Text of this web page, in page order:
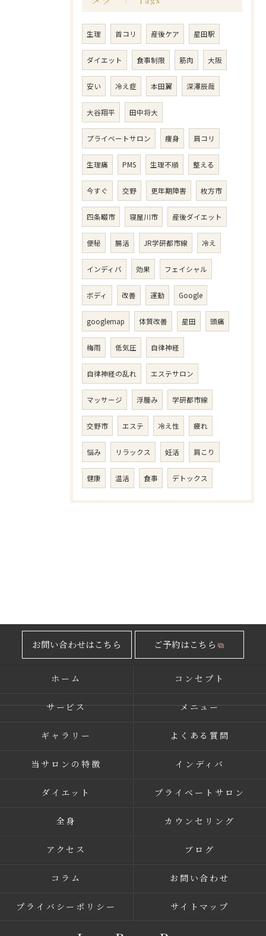
生理 首コリ 産後ケア 星田駅
ダイエット 食事制限 筋肉 大阪
安い 冷え症 本田翼 深澤辰哉
大谷翔平 田中将大
プライベートサロン 痩身 肩コリ
生理痛 PMS 生理不順 整える
今すぐ 交野 更年期障害 枚方市
四条畷市 寝屋川市 産後ダイエット
便秘 腸活 JR学研都市線 冷え
インディバ 効果 フェイシャル
ボディ 改善 運動 Google
googlemap 体質改善 星田 頭痛
梅雨 低気圧 自律神経
自律神経の乱れ エステサロン
マッサージ 浮腫み 学研都市線
交野市 エステ 冷え性 疲れ
悩み リラックス 妊活 肩こり
健康 温活 食事 デトックス
お問い合わせはこちら ご予約はこちら
ホーム コンセプト
サービス メニュー
ギャラリー よくある質問
当サロンの特徴 インディバ
ダイエット プライベートサロン
全身 カウンセリング
アクセス ブログ
コラム お問い合わせ
プライバシーポリシー サイトマップ